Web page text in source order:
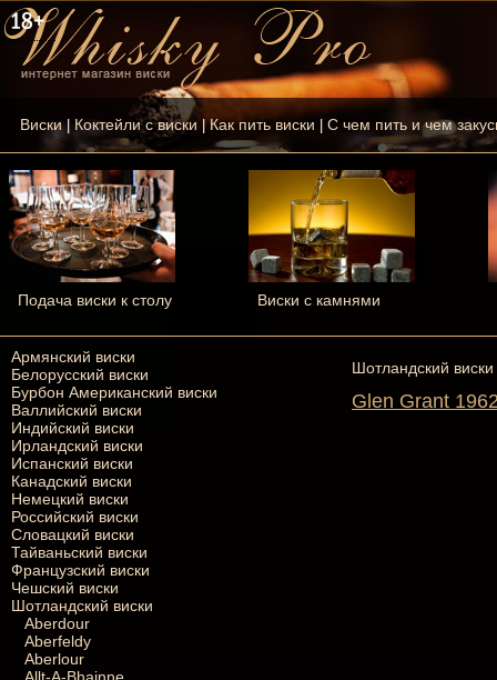
Виски| Коктейли с виски |Как пить виски С чем пить и чем
Подача виски к столу Виски с камнями
Армянский виски
Белорусский виски
Бурбон Американский виски
Валлийский виски
Индийский виски
Ирландский виски
Испанский виски
Канадский виски
Немецкий виски
Российский виски
Словацкий виски
Тайваньский виски
Французский виски
Чешский виски
Шотландский виски
Aberdour
Aberfeldy
Aberlour
Шотландский виски
Glen Grant